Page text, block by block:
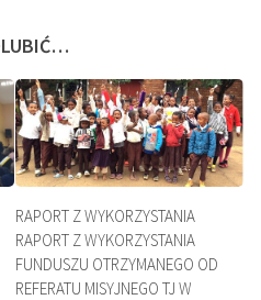
RAPORT Z WYKORZYSTANIA
RAPORT Z WYKORZYSTANIA
FUNDUSZU OTRZYMANEGO OD
REFERATU MISYJNEGO TJ W